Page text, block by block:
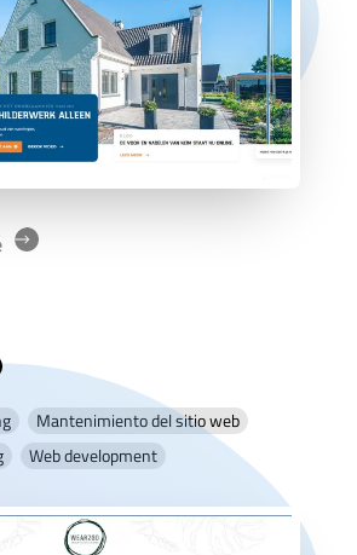
Mantenimiento del sitio web
Web development